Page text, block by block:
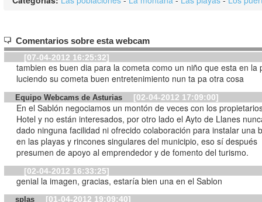
Comentarios sobre esta webcam
[07-04-2012 16:25:32]
tambien es buen dia para la cometa como un niño que esta en la
luciendo su cometa buen entretenimiento nun ta pa otra cosa
Equipo Webcams de Asturias [02-04-2012 17:09:00]
En el Sablón negociamos un montón de veces con los
Hotel y no están interesados, por otro lado el Ayto de Llanes
dado ninguna facilidad ni ofrecido colaboración para instalar una
en las playas y rincones singulares del municipio, eso sí después
presumen de apoyo al emprendedor y de fomento del turismo.
[02-04-2012 16:33:25]
genial la imagen, gracias, estaría bien una en el Sablon
splas [01-04-2012 19:09:40]